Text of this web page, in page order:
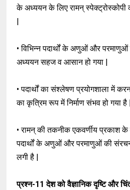
के अध्ययन के लिए रामन् स्पेक्ट्रोस्कोपी
• विभिन्न पदार्थों के अणुओं और
अध्ययन सहज व आसान हो गया |
• पदार्थों का संश्लेषण प्रयोगशाला में
का कृत्रिम रूप में निर्माण संभव हो गया है |
• रामन् की तकनीक एकवर्णीय प्रकाश के
पदार्थों के अणुओं और परमाणुओं की
लगी है |
प्रश्न-11देश को वैज्ञानिक दृष्टि और